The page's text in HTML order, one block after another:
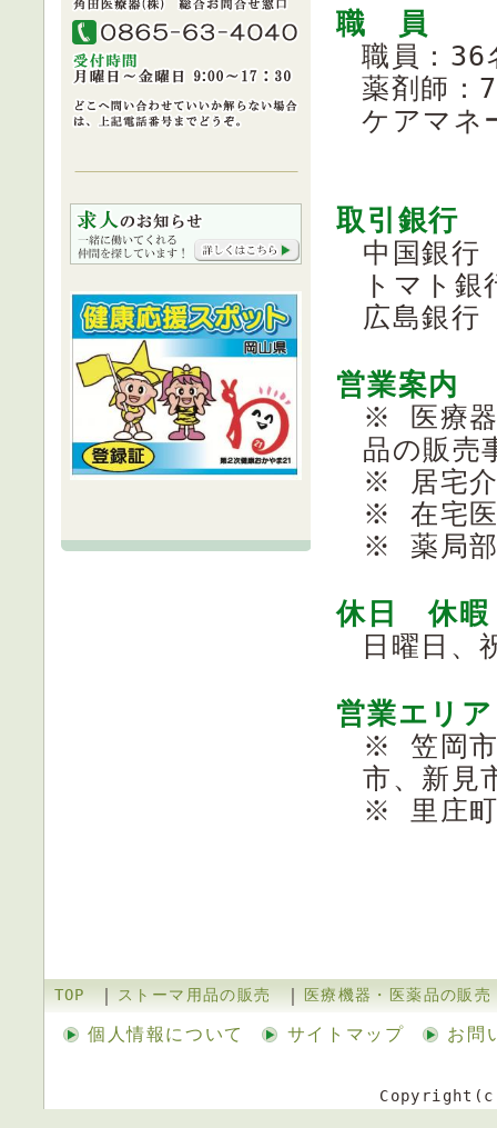
職 員
職員：36
薬剤師：
ケアマネ
取引銀行
中国銀
トマト
広島銀
営業案内
※ 医療器
品の販売
※ 居宅介
※ 在宅医
※ 薬局
休日 休暇
日曜日、
営業エリア
※ 笠岡市
市、新見
※ 里庄
TOP ｜ ストーマ用品の販売 ｜ 医療機器・医薬品の販売
個人情報について
サイトマップ お問